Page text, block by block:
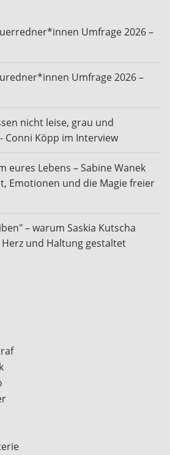
Umfrage 2026 –
Umfrage 2026 –
nicht leise, grau und
Conni Köpp im Interview
eures Lebens – Sabine Wanek
Emotionen und die Magie freier
– warum Saskia Kutscha
und Haltung gestaltet